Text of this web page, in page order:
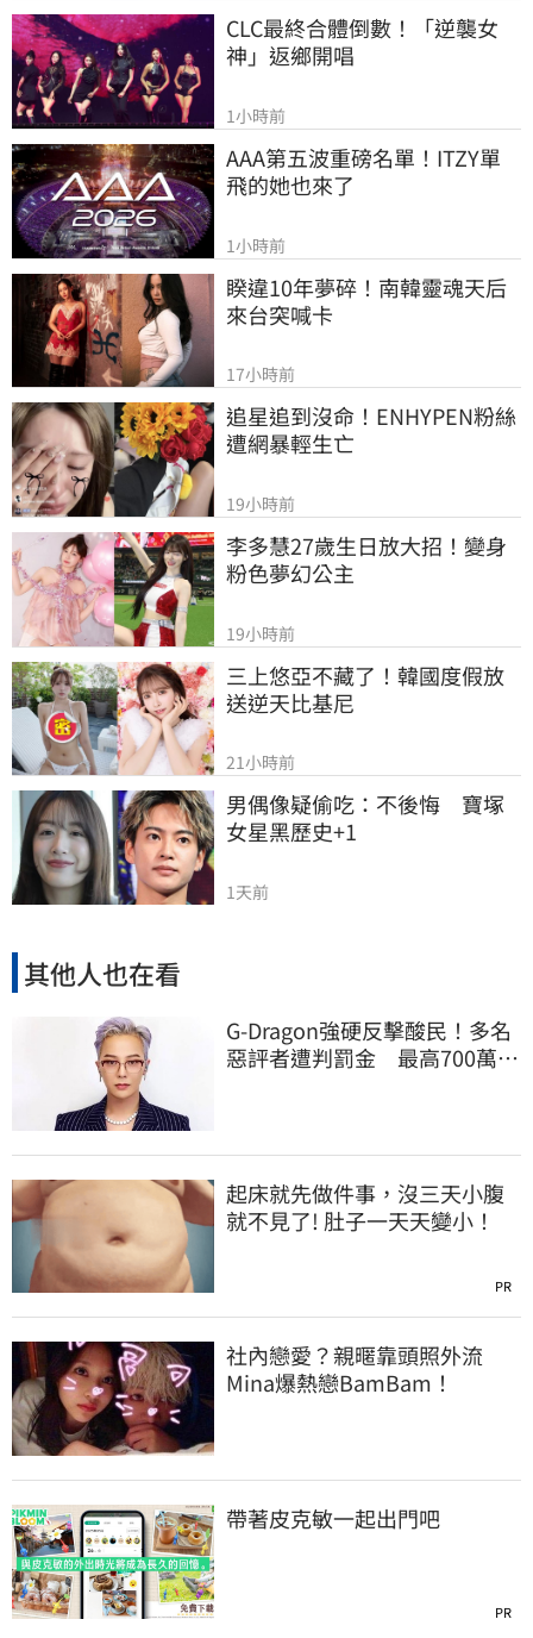
CLC最終合體倒數！「逆襲女
神」返鄉開唱
1小時前
AAA第五波重磅名單！ITZY單
飛的她也來了
1小時前
睽違10年夢碎！南韓靈魂天后
來台突喊卡
17小時前
追星追到沒命！ENHYPEN粉絲
遭網暴輕生亡
19小時前
李多慧27歲生日放大招！變身
粉色夢幻公主
19小時前
三上悠亞不藏了！韓國度假放
送逆天比基尼
21小時前
男偶像疑偷吃：不後悔　寶塚
女星黑歷史+1
1天前
其他人也在看
G-Dragon強硬反擊酸民！多名
惡評者遭判罰金 最高700萬韓
起床就先做件事，沒三天小腹
就不見了! 肚子一天天變小！
PR
社內戀愛？親暱靠頭照外流
Mina爆熱戀BamBam！
帶著皮克敏一起出門吧
PR